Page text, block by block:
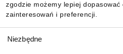
zgodzie możemy lepiej dopasować
zainteresowań i preferencji.
zgody
Niezbędne